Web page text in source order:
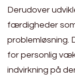
Derudover
færdigheder
problemløsning.
for personlig
indvirkning på